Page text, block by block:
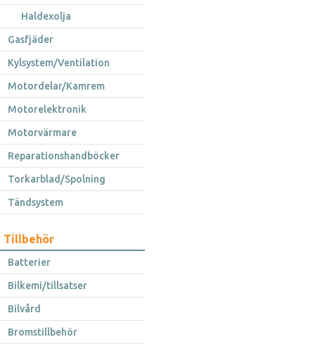
Haldexolja
Gasfjäder
Kylsystem/Ventilation
Motordelar/Kamrem
Motorelektronik
Motorvärmare
Reparationshandböcker
Torkarblad/Spolning
Tändsystem
Tillbehör
Batterier
Bilkemi/tillsatser
Bilvård
Bromstillbehör